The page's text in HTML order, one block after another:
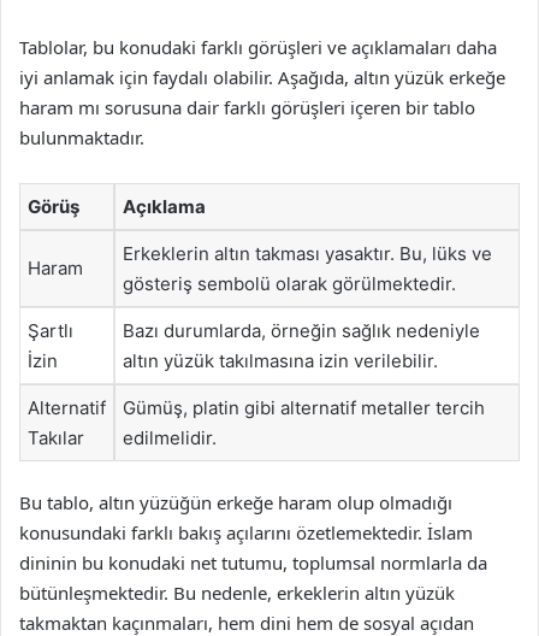
Tablolar, bu konudaki farklı görüşleri ve açıklamaları daha
iyi anlamak için faydalı olabilir. Aşağıda, altın yüzük erkeğe
haram mı sorusuna dair farklı görüşleri içeren bir tablo
bulunmaktadır.
Görüş Açıklama
Haram
Erkeklerin altın takması yasaktır. Bu, lüks ve
gösteriş sembolü olarak görülmektedir.
Şartlı
İzin
Bazı durumlarda, örneğin sağlık nedeniyle
altın yüzük takılmasına izin verilebilir.
Alternatif
Takılar
Gümüş, platin gibi alternatif metaller tercih
edilmelidir.
Bu tablo, altın yüzüğün erkeğe haram olup olmadığı
konusundaki farklı bakış açılarını özetlemektedir. İslam
dininin bu konudaki net tutumu, toplumsal normlarla da
bütünleşmektedir. Bu nedenle, erkeklerin altın yüzük
takmaktan kaçınmaları, hem dini hem de sosyal açıdan